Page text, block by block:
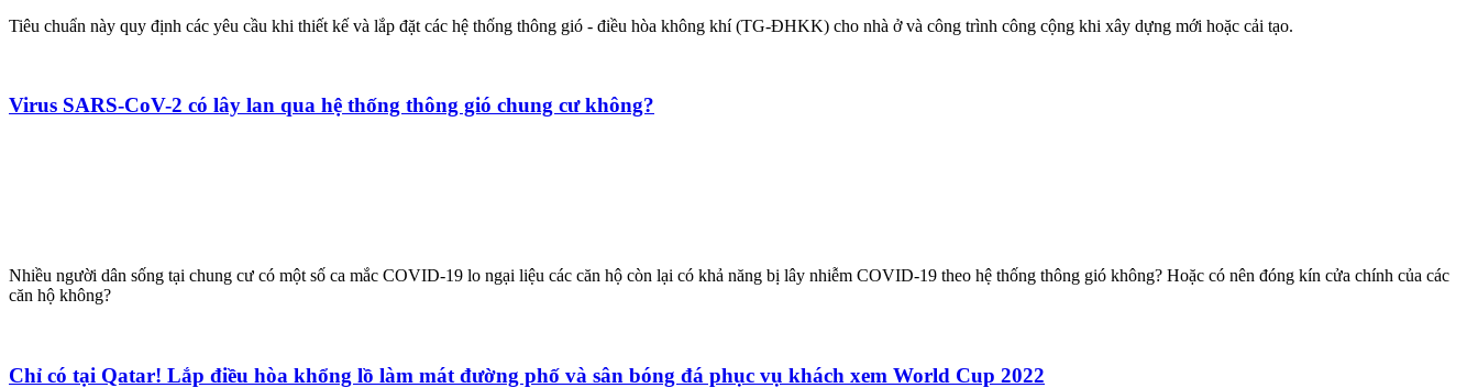
Tiêu chuẩn này quy định các yêu cầu khi thiết kế và lắp đặt các hệ thống thông gió - điều hòa không khí (TG-ĐHKK) cho nhà ở và công trình công cộng khi xây dựng mới hoặc cải tạo.
Virus SARS-CoV-2 có lây lan qua hệ thống thông gió chung cư không?
Nhiều người dân sống tại chung cư có một số ca mắc COVID-19 lo ngại liệu các căn hộ còn lại có khả năng bị lây nhiễm COVID-19 theo hệ thống thông gió không? Hoặc có nên đóng kín cửa chính của các
căn hộ không?
Chỉ có tại Qatar! Lắp điều hòa khổng lồ làm mát đường phố và sân bóng đá phục vụ khách xem World Cup 2022